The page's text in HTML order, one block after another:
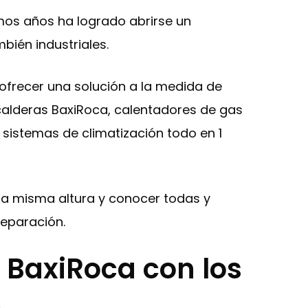
años ha logrado abrirse un
industriales.
una solución a la medida de
BaxiRoca, calentadores de gas
de climatización todo en 1
misma altura y conocer todas y
con los